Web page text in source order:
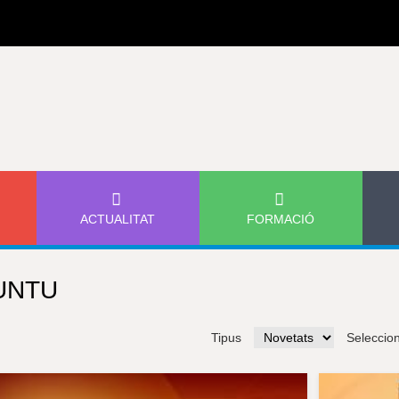
ACTUALITAT FORMACIÓ
Tipus